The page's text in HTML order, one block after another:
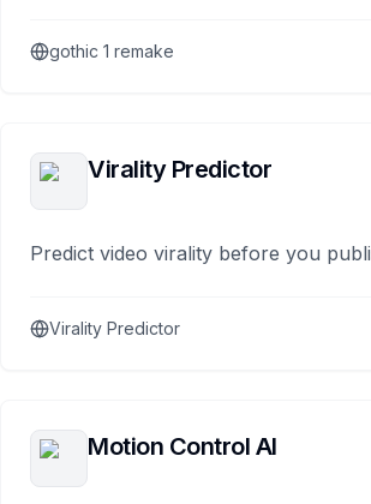
gothic 1 remake
Virality Predictor
Predict video virality before you
Virality Predictor
Motion Control AI